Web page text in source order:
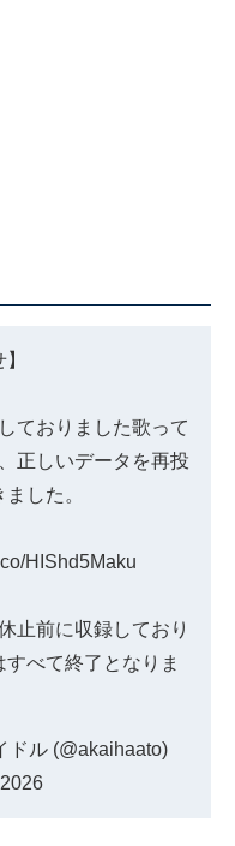
ておりました歌って
正しいデータを再投
した。
HIShd5Maku
止前に収録しており
べて終了となりま
ドル (@akaihaato)